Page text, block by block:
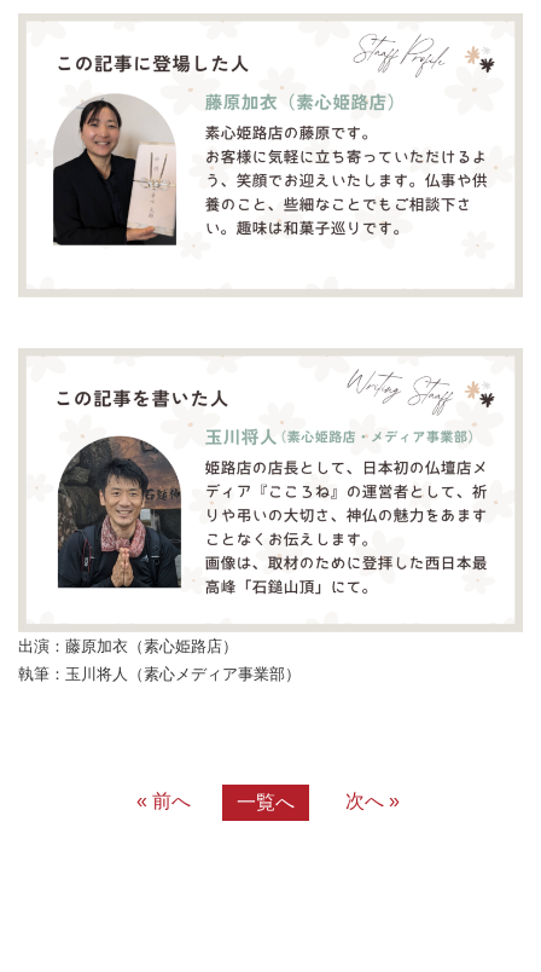
出演：藤原加衣（素心姫路店）
執筆：玉川将人（素心メディア事業部）
« 前へ 一覧へ 次へ »